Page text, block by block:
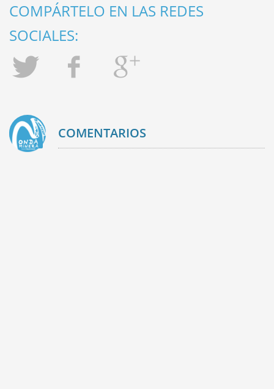
COMPÁRTELO EN LAS REDES
SOCIALES:
COMENTARIOS